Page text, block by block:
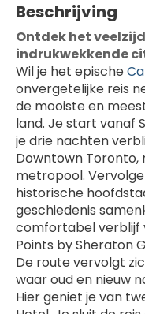
Beschrijving
Ontdek het
indrukwekkende
Wil je het epische
onvergetelijke reis
de mooiste en
land. Je start vanaf
je drie nachten
Downtown Toronto,
metropool.
historische
geschiedenis
comfortabel verblijf
Points by Sheraton
De route vervolgt
waar oud en nieuw
Hier geniet je van